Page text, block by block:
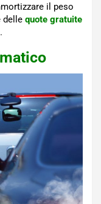
il peso
delle quote gratuite